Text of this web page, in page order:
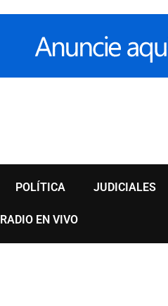
POLÍTICA JUDICIALES
RADIO EN VIVO